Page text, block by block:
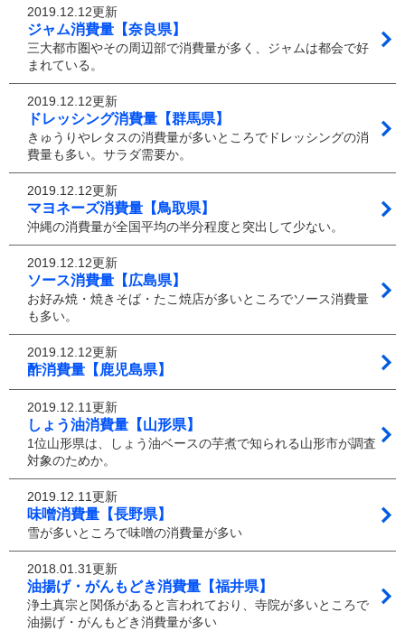
2019.12.12更新
ジャム消費量【奈良県】
三大都市圏やその周辺部で消費量が多く、ジャムは都会で好
まれている。
2019.12.12更新
ドレッシング消費量【群馬県】
きゅうりやレタスの消費量が多いところでドレッシングの消
費量も多い。サラダ需要か。
2019.12.12更新
マヨネーズ消費量【鳥取県】
沖縄の消費量が全国平均の半分程度と突出して少ない。
2019.12.12更新
ソース消費量【広島県】
お好み焼・焼きそば・たこ焼店が多いところでソース消費量
も多い。
2019.12.12更新
酢消費量【鹿児島県】
2019.12.11更新
しょう油消費量【山形県】
1位山形県は、しょう油ベースの芋煮で知られる山形市が調査
対象のためか。
2019.12.11更新
味噌消費量【長野県】
雪が多いところで味噌の消費量が多い
2018.01.31更新
油揚げ・がんもどき消費量【福井県】
浄土真宗と関係があると言われており、寺院が多いところで
油揚げ・がんもどき消費量が多い